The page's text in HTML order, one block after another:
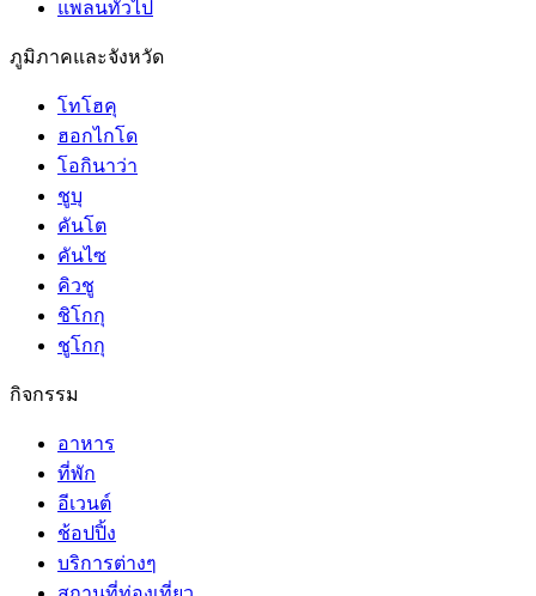
แพลนทั่วไป
ภูมิภาคและจังหวัด
โทโฮคุ
ฮอกไกโด
โอกินาว่า
ชูบุ
คันโต
คันไซ
คิวชู
ชิโกกุ
ชูโกกุ
กิจกรรม
อาหาร
ที่พัก
อีเวนต์
ช้อปปิ้ง
บริการต่างๆ